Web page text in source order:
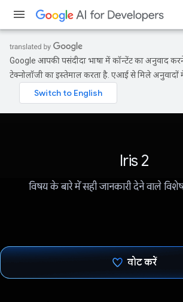
Google आपकी पसंदीदा भाषा में कॉन्टेंट का अनुवाद
टेक्नोलॉजी का इस्तेमाल करता है. एआई से मिले अनुवादों
Iris 2
विषय के बारे में सही जानकारी देने वाले
वोट करें